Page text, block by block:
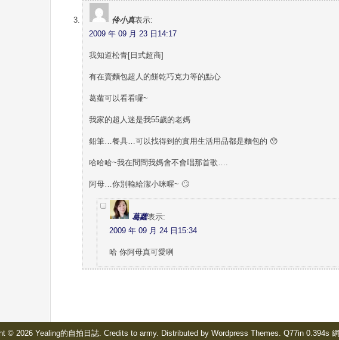
伶小真表示:
2009 年 09 月 23 日14:17
我知道松青[日式超商]
有在賣麵包超人的餅乾巧克力等的點心
葛蘿可以看看囉~
我家的超人迷是我55歲的老媽
鉛筆…餐具…可以找得到的實用生活用品都是麵包的 😯
哈哈哈~我在問問我媽會不會唱那首歌….
阿母…你別輸給潔小咪喔~ 🙄
葛蘿表示:
2009 年 09 月 24 日15:34
哈 你阿母真可愛咧
© 2026 Yealing的自拍日誌. Credits to army. Distributed by Wordpress Themes. Q77in 0.394s